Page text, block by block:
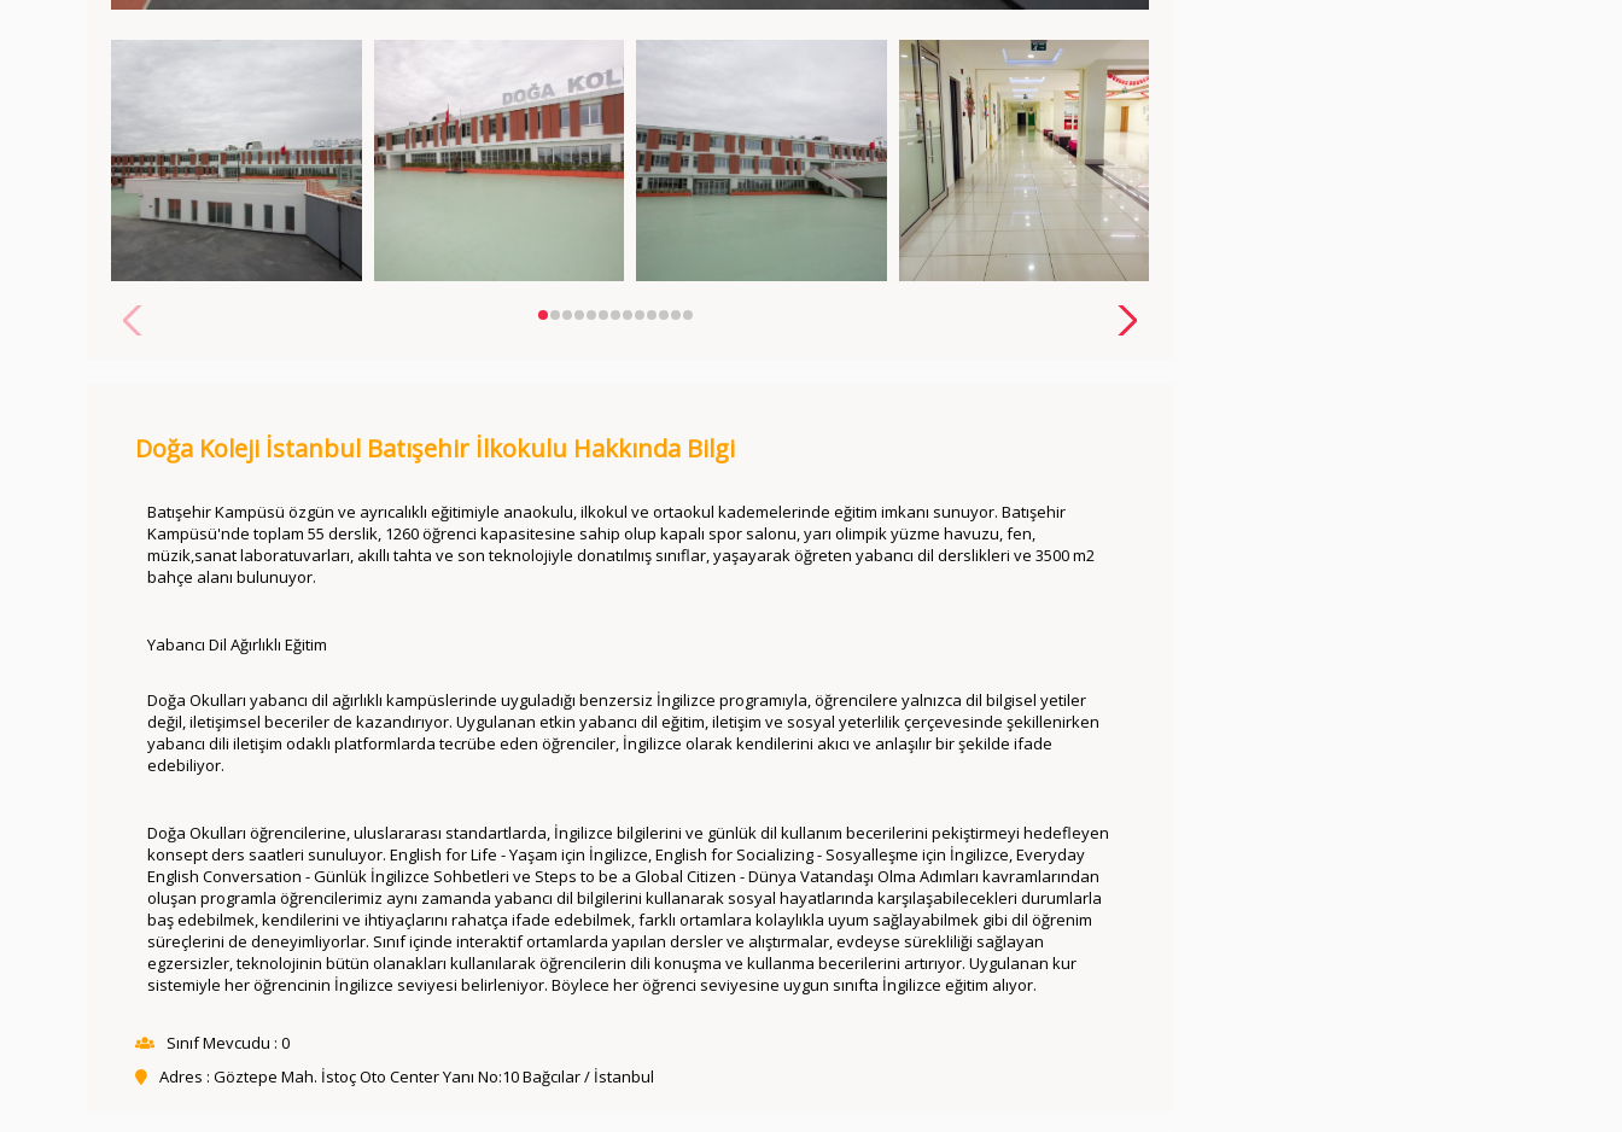
Doğa Koleji İstanbul Batışehir İlkokulu Hakkında Bilgi
Batışehir Kampüsü özgün ve ayrıcalıklı eğitimiyle anaokulu, ilkokul ve ortaokul kademelerinde eğitim imkanı sunuyor. Batışehir
Kampüsü'nde toplam 55 derslik, 1260 öğrenci kapasitesine sahip olup kapalı spor salonu, yarı olimpik yüzme havuzu, fen,
müzik,sanat laboratuvarları, akıllı tahta ve son teknolojiyle donatılmış sınıflar, yaşayarak öğreten yabancı dil derslikleri ve 3500 m2
bahçe alanı bulunuyor.
Yabancı Dil Ağırlıklı Eğitim
Doğa Okulları yabancı dil ağırlıklı kampüslerinde uyguladığı benzersiz İngilizce programıyla, öğrencilere yalnızca dil bilgisel yetiler
değil, iletişimsel beceriler de kazandırıyor. Uygulanan etkin yabancı dil eğitim, iletişim ve sosyal yeterlilik çerçevesinde şekillenirken
yabancı dili iletişim odaklı platformlarda tecrübe eden öğrenciler, İngilizce olarak kendilerini akıcı ve anlaşılır bir şekilde ifade
edebiliyor.
Doğa Okulları öğrencilerine, uluslararası standartlarda, İngilizce bilgilerini ve günlük dil kullanım becerilerini pekiştirmeyi hedefleyen
konsept ders saatleri sunuluyor. English for Life - Yaşam için İngilizce, English for Socializing - Sosyalleşme için İngilizce, Everyday
English Conversation - Günlük İngilizce Sohbetleri ve Steps to be a Global Citizen - Dünya Vatandaşı Olma Adımları kavramlarından
oluşan programla öğrencilerimiz aynı zamanda yabancı dil bilgilerini kullanarak sosyal hayatlarında karşılaşabilecekleri durumlarla
baş edebilmek, kendilerini ve ihtiyaçlarını rahatça ifade edebilmek, farklı ortamlara kolaylıkla uyum sağlayabilmek gibi dil öğrenim
süreçlerini de deneyimliyorlar. Sınıf içinde interaktif ortamlarda yapılan dersler ve alıştırmalar, evdeyse sürekliliği sağlayan
egzersizler, teknolojinin bütün olanakları kullanılarak öğrencilerin dili konuşma ve kullanma becerilerini artırıyor. Uygulanan kur
sistemiyle her öğrencinin İngilizce seviyesi belirleniyor. Böylece her öğrenci seviyesine uygun sınıfta İngilizce eğitim alıyor.
Sınıf Mevcudu : 0
Adres : Göztepe Mah. İstoç Oto Center Yanı No:10 Bağcılar / İstanbul